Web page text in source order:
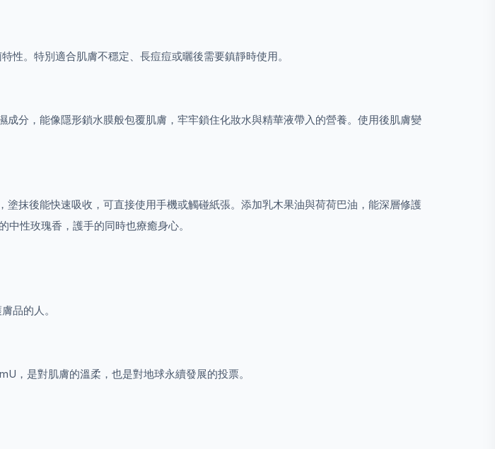
性。特別適合肌膚不穩定、長痘痘或曬後需要鎮靜時使用。
分，能像隱形鎖水膜般包覆肌膚，牢牢鎖住化妝水與精華液帶入的營養。使用後肌膚變
抹後能快速吸收，可直接使用手機或觸碰紙張。添加乳木果油與荷荷巴油，能深層修護
性玫瑰香，護手的同時也療癒身心。
品的人。
，是對肌膚的溫柔，也是對地球永續發展的投票。